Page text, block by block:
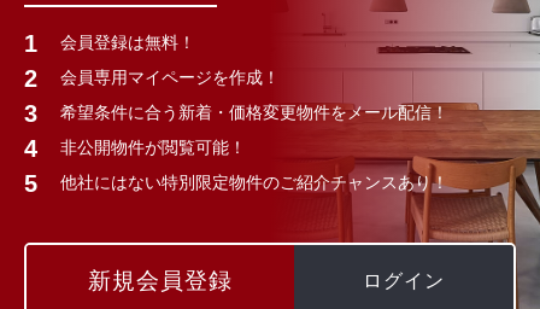
会員登録は無料！
会員専用マイページを作成！
希望条件に合う新着・価格変更物件をメール配信！
非公開物件が閲覧可能！
他社にはない特別限定物件のご紹介チャンスあり！
新規会員登録 ログイン